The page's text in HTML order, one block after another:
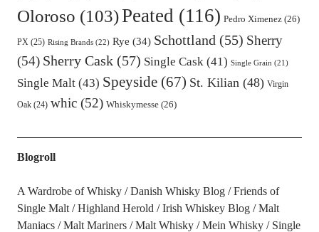
Oloroso (103)Peated (116) Pedro Ximenez(26)
PX(25) Rising Brands(22) Rye (34) Schottland (55) Sherry
(54) Sherry Cask(57) Single Cask(41) Single Grain (21)
Single Malt(43) Speyside(67) St. Kilian(48) Virgin
Oak(24) whic(52) Whiskymesse(26)
Blogroll
A Wardrobe of Whisky Danish Whisky Blog
Friends of
Single Malt
Highland Herold Irish Whiskey Blog
Malt
Maniacs
Malt Mariners Malt Whisky Mein Whisky
Single